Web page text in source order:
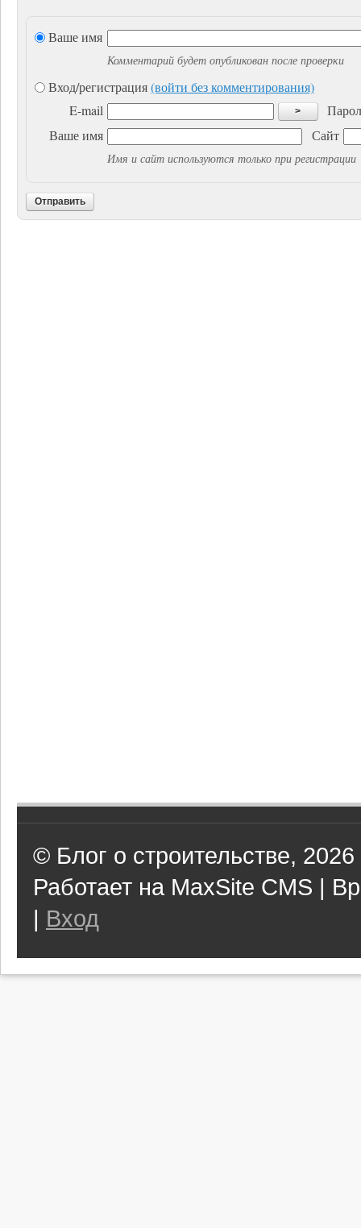
Ваше имя
Комментарий будет опубликован после проверки
Вход/регистрация(войти без комментирования)
E-mail
>
Ваше имя
Сайт
Имя и сайт используются только при регистрации
Отправить
© Блог о строительстве, 2026
Работает на MaxSite CMS |
| Вход